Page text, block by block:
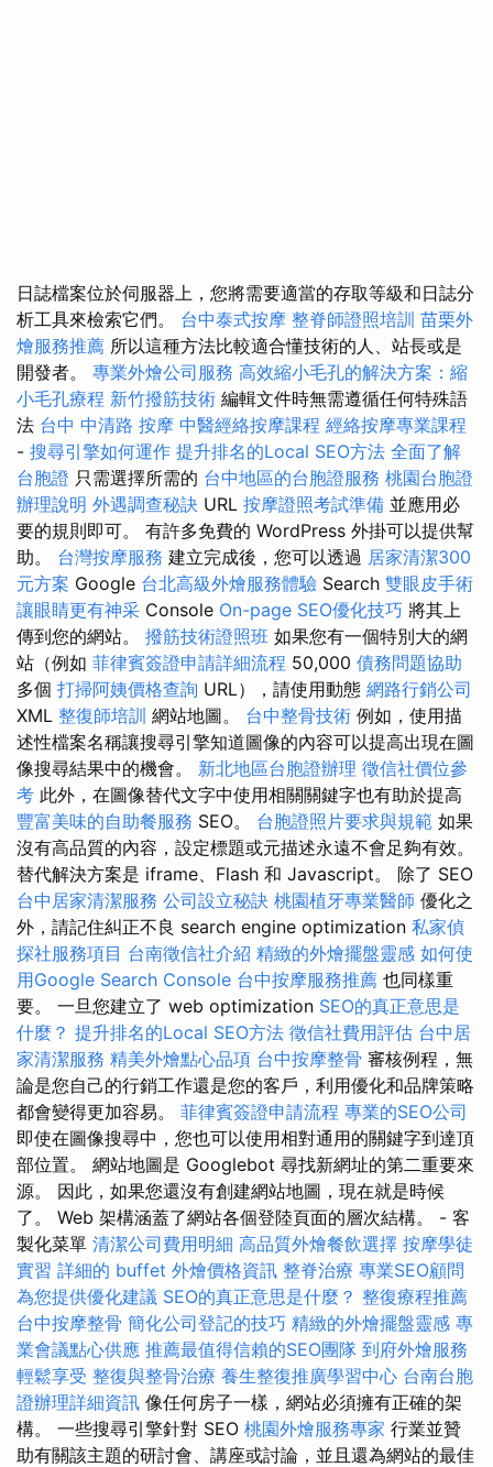
日誌檔案位於伺服器上，您將需要適當的存取等級和日誌分
析工具來檢索它們。 台中泰式按摩 整脊師證照培訓 苗栗外
燴服務推薦 所以這種方法比較適合懂技術的人、站長或是
開發者。 專業外燴公司服務 高效縮小毛孔的解決方案：縮
小毛孔療程 新竹撥筋技術 編輯文件時無需遵循任何特殊語
法 台中 中清路 按摩 中醫經絡按摩課程 經絡按摩專業課程
- 搜尋引擎如何運作 提升排名的Local SEO方法 全面了解
台胞證 只需選擇所需的 台中地區的台胞證服務 桃園台胞證
辦理說明 外遇調查秘訣 URL 按摩證照考試準備 並應用必
要的規則即可。 有許多免費的 WordPress 外掛可以提供幫
助。 台灣按摩服務 建立完成後，您可以透過 居家清潔300
元方案 Google 台北高級外燴服務體驗 Search 雙眼皮手術
讓眼睛更有神采 Console On-page SEO優化技巧 將其上
傳到您的網站。 撥筋技術證照班 如果您有一個特別大的網
站（例如 菲律賓簽證申請詳細流程 50,000 債務問題協助
多個 打掃阿姨價格查詢 URL），請使用動態 網路行銷公司
XML 整復師培訓 網站地圖。 台中整骨技術 例如，使用描
述性檔案名稱讓搜尋引擎知道圖像的內容可以提高出現在圖
像搜尋結果中的機會。 新北地區台胞證辦理 徵信社價位參
考 此外，在圖像替代文字中使用相關關鍵字也有助於提高
豐富美味的自助餐服務 SEO。 台胞證照片要求與規範 如果
沒有高品質的內容，設定標題或元描述永遠不會足夠有效。
替代解決方案是 iframe、Flash 和 Javascript。 除了 SEO
台中居家清潔服務 公司設立秘訣 桃園植牙專業醫師 優化之
外，請記住糾正不良 search engine optimization 私家偵
探社服務項目 台南徵信社介紹 精緻的外燴擺盤靈感 如何使
用Google Search Console 台中按摩服務推薦 也同樣重
要。 一旦您建立了 web optimization SEO的真正意思是
什麼？ 提升排名的Local SEO方法 徵信社費用評估 台中居
家清潔服務 精美外燴點心品項 台中按摩整骨 審核例程，無
論是您自己的行銷工作還是您的客戶，利用優化和品牌策略
都會變得更加容易。 菲律賓簽證申請流程 專業的SEO公司
即使在圖像搜尋中，您也可以使用相對通用的關鍵字到達頂
部位置。 網站地圖是 Googlebot 尋找新網址的第二重要來
源。 因此，如果您還沒有創建網站地圖，現在就是時候
了。 Web 架構涵蓋了網站各個登陸頁面的層次結構。 - 客
製化菜單 清潔公司費用明細 高品質外燴餐飲選擇 按摩學徒
實習 詳細的 buffet 外燴價格資訊 整脊治療 專業SEO顧問
為您提供優化建議 SEO的真正意思是什麼？ 整復療程推薦
台中按摩整骨 簡化公司登記的技巧 精緻的外燴擺盤靈感 專
業會議點心供應 推薦最值得信賴的SEO團隊 到府外燴服務
輕鬆享受 整復與整骨治療 養生整復推廣學習中心 台南台胞
證辦理詳細資訊 像任何房子一樣，網站必須擁有正確的架
構。 一些搜尋引擎針對 SEO 桃園外燴服務專家 行業並贊
助有關該主題的研討會、講座或討論，並且還為網站的最佳